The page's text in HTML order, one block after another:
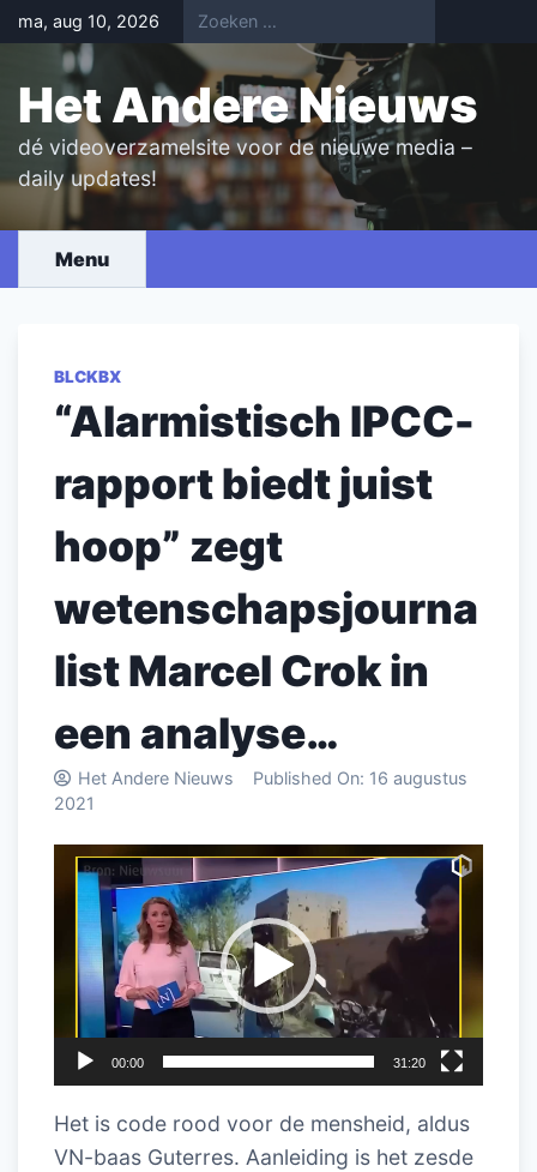
Skip
to
content
ma, aug 10, 2026
Het Andere Nieuws
dé videoverzamelsite voor de nieuwe media –
daily updates!
Menu
BLCKBX
“Alarmistisch IPCC-
rapport biedt juist
hoop” zegt
wetenschapsjourna
list Marcel Crok in
een analyse…
Het Andere Nieuws Published On: 16 augustus
2021
Videospeler
00:00 31:20
Het is code rood voor de mensheid, aldus
VN-baas Guterres. Aanleiding is het zesde